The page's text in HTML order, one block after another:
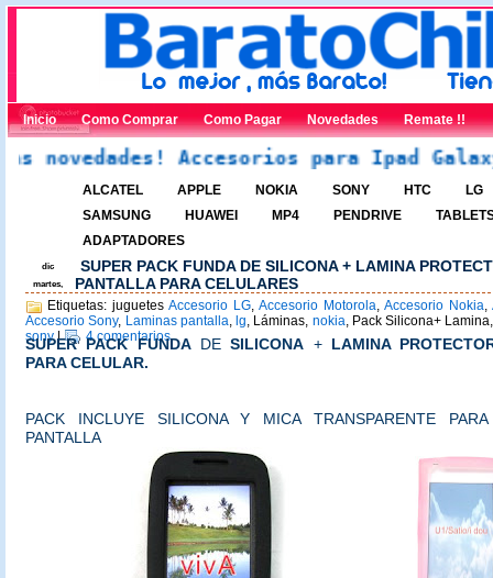
Inicio Como Comprar Como Pagar Novedades Remate !!
Accesorios para Ipad Galaxy
ALCATEL APPLE NOKIA SONY HTC
LG
SAMSUNG
HUAWEI MP4 PENDRIVE
ADAPTADORES
dic
martes,
SUPER PACK FUNDA DE SILICONA + LAMINA
PANTALLA PARA CELULARES
Etiquetas: juguetes Accesorio LG, Accesorio Motorola, Accesorio Nokia,
Accesorio Sony, Laminas pantalla, lg, Láminas, nokia, Pack Silicona+
sony| 4 comentarios
SUPER PACK FUNDADESILICONA +
LAMINA
PARA CELULAR.
PACK INCLUYE SILICONA Y MICA TRANSPARENTE
PANTALLA